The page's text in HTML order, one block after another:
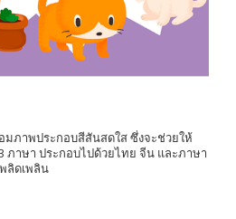
มภาพประกอบสีสันสดใส ซึ่งจะช่วยให้
ภาษา ประกอบไปด้วยไทย จีน และภาษา
ลิดเพลิน